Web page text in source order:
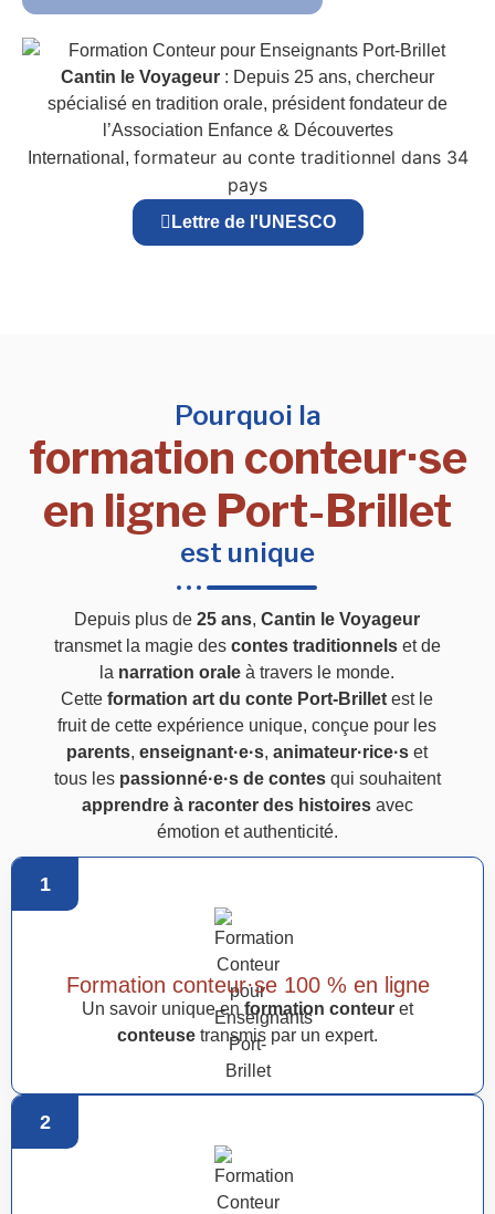
Cantin le Voyageur : Depuis 25 ans, chercheur
spécialisé en tradition orale, président fondateur de
l’Association Enfance & Découvertes
International, formateur au conte traditionnel dans 34
pays
Lettre de l'UNESCO
Pourquoi la
formation conteur·se
en ligne Port-Brillet
est unique
Depuis plus de25 ans,Cantin le Voyageur
transmet la magie des contes traditionnelset de
la narration orale à travers le monde.
Cetteformation art du conte Port-Brillet est le
fruit de cette expérience unique, conçue pour les
parents,enseignant·e·s,animateur·rice·s et
tous les passionné·e·s de contesqui souhaitent
apprendre à raconter des histoiresavec
émotion et authenticité.
1
Formation conteur·se 100 % en ligne
Un savoir unique en formation conteur et
conteuse transmis par un expert.
2